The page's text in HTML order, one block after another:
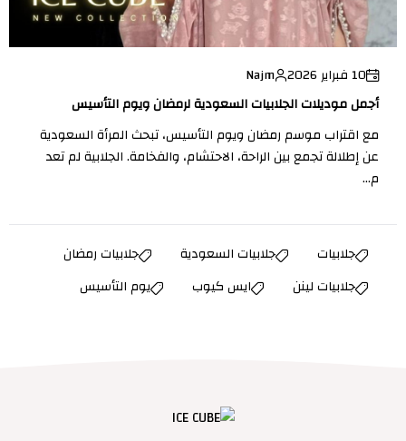
10 فبراير 2026
Najm
أجمل موديلات الجلابيات السعودية لرمضان ويوم التأسيس
مع اقتراب موسم رمضان ويوم التأسيس، تبحث المرأة السعودية
عن إطلالة تجمع بين الراحة، الاحتشام، والفخامة. الجلابية لم تعد
م...
جلابيات جلابيات السعودية
جلابيات رمضان
جلابيات لينن
ايس كيوب يوم التأسيس